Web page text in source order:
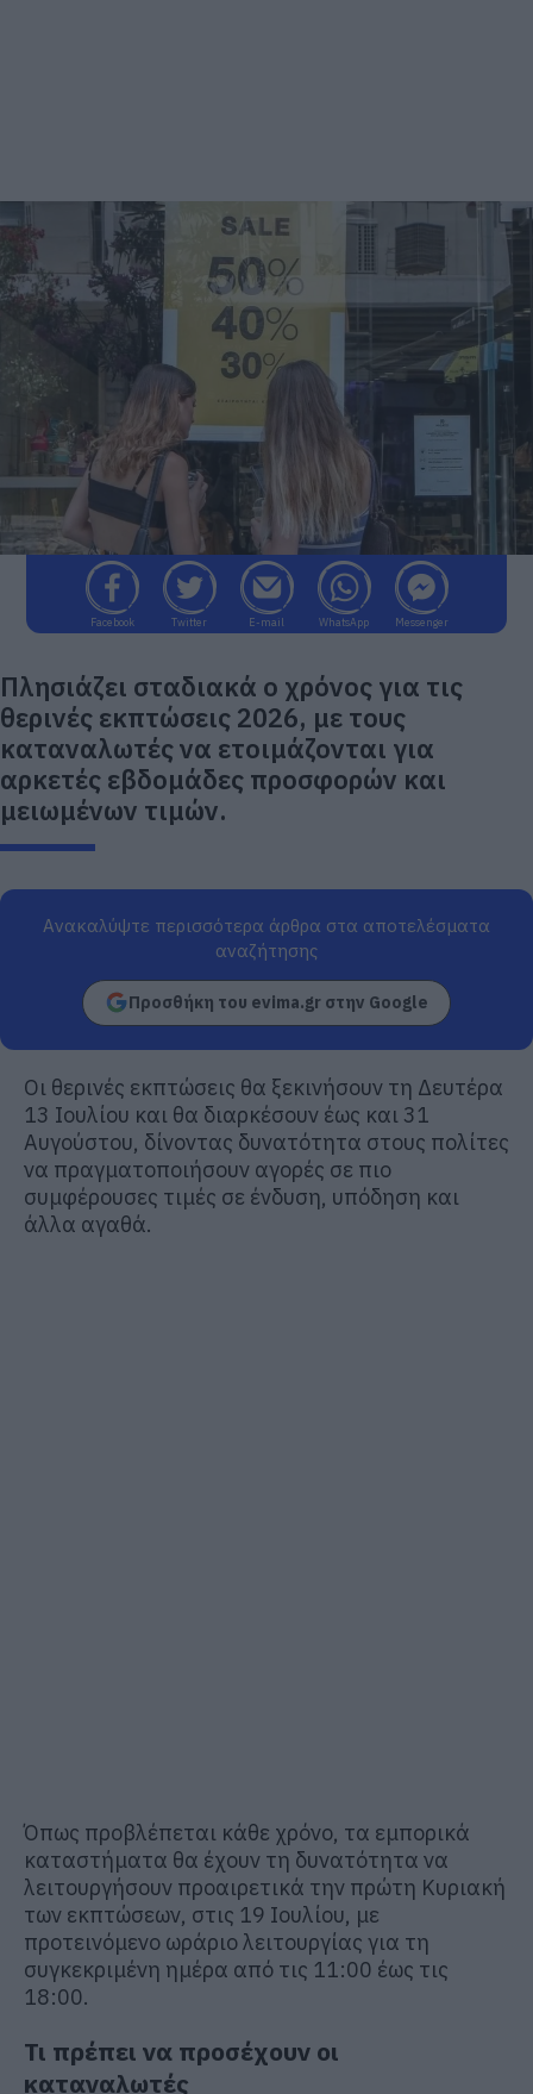
Facebook Twitter E-mail WhatsApp Messenger
Πλησιάζει σταδιακά ο χρόνος για τις
θερινές εκπτώσεις 2026, με τους
καταναλωτές να ετοιμάζονται για
αρκετές εβδομάδες προσφορών και
μειωμένων τιμών.
Ανακαλύψτε περισσότερα άρθρα στα αποτελέσματα
αναζήτησης
Προσθήκη του evima.gr στην Google
Οι θερινές εκπτώσεις θα ξεκινήσουν τη Δευτέρα
13 Ιουλίου και θα διαρκέσουν έως και 31
Αυγούστου, δίνοντας δυνατότητα στους πολίτες
να πραγματοποιήσουν αγορές σε πιο
συμφέρουσες τιμές σε ένδυση, υπόδηση και
άλλα αγαθά.
Όπως προβλέπεται κάθε χρόνο, τα εμπορικά
καταστήματα θα έχουν τη δυνατότητα να
λειτουργήσουν προαιρετικά την πρώτη Κυριακή
των εκπτώσεων, στις 19 Ιουλίου, με
προτεινόμενο ωράριο λειτουργίας για τη
συγκεκριμένη ημέρα από τις 11:00 έως τις
18:00.
Τι πρέπει να προσέχουν οι
καταναλωτές